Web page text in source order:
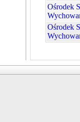
Ośrodek
Ośrodek